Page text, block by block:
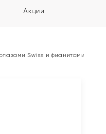
Акции
Swiss и фианитами